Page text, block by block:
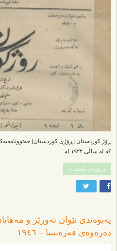
ڕۆژ کوردستان [ڕۆژی کوردستان]
کە لە ساڵی ١٩٢٢ لە …
درێژەی بابەت »
پەیوەندی نێوان تەورێز و
دەرەوەی فەرەنسا – ١٩٤٦